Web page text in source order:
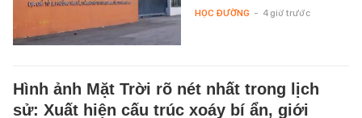
HỌC ĐƯỜNG - 4 giờ trước
Hình ảnh Mặt Trời rõ nét nhất trong lịch
sử: Xuất hiện cấu trúc xoáy bí ẩn, giới